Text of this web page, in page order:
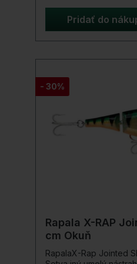
predlžujú čas v zóne
Wolframgewichte
System™, aby ste
zasiahli presne tam,
Dĺžka: 11 cm
Pridať do
- 30%
Rapala X-RAP
cm Okuň
RapalaX-Rap Jointed